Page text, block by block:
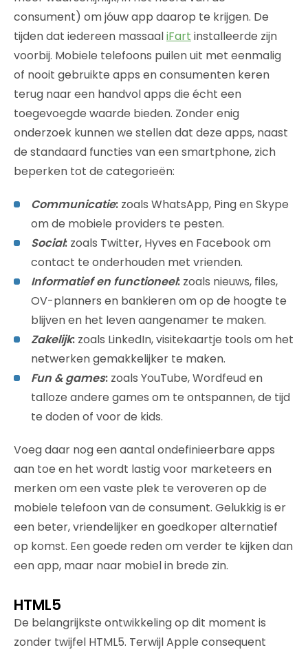
consument) om jóuw app daarop te krijgen. De
tijden dat iedereen massaaliFart installeerde zijn
voorbij. Mobiele telefoons puilen uit met eenmalig
of nooit gebruikte apps en consumenten keren
terug naar een handvol apps die écht een
toegevoegde waarde bieden. Zonder enig
onderzoek kunnen we stellen dat deze apps, naast
de standaard functies van een smartphone, zich
beperken tot de categorieën:
Communicatie: zoals WhatsApp, Ping en Skype
om de mobiele providers te pesten.
Social: zoals Twitter, Hyves en Facebook om
contact te onderhouden met vrienden.
Informatief en functioneel: zoals nieuws, files,
OV-planners en bankieren om op de hoogte te
blijven en het leven aangenamer te maken.
Zakelijk: zoals LinkedIn, visitekaartje tools om het
netwerken gemakkelijker te maken.
Fun & games: zoals YouTube, Wordfeud en
talloze andere games om te ontspannen, de tijd
te doden of voor de kids.
Voeg daar nog een aantal ondefinieerbare apps
aan toe en het wordt lastig voor marketeers en
merken om een vaste plek te veroveren op de
mobiele telefoon van de consument. Gelukkig is er
een beter, vriendelijker en goedkoper alternatief
op komst. Een goede reden om verder te kijken dan
een app, maar naar mobiel in brede zin.
HTML5
De belangrijkste ontwikkeling op dit moment is
zonder twijfel HTML5. Terwijl Apple consequent